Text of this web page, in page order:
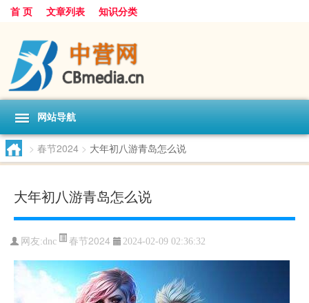
首 页 文章列表 知识分类
网站导航
> 春节2024 > 大年初八游青岛怎么说
大年初八游青岛怎么说
网友:dnc 春节2024 2024-02-09 02:36:32